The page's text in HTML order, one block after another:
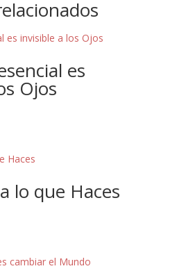
es
Ojos
lo que Haces